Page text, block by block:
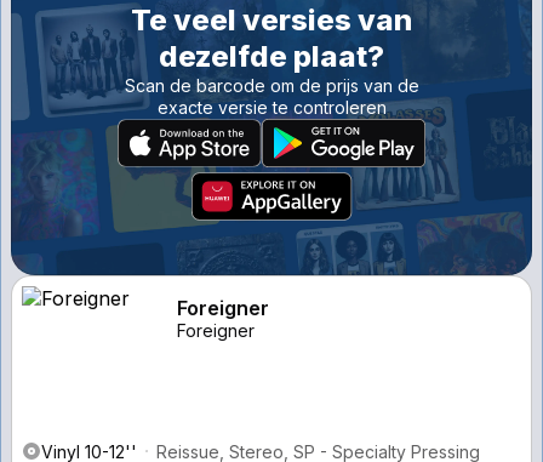
Te veel versies van
dezelfde plaat?
Scan de barcode om de prijs van de
exacte versie te controleren
Foreigner
Foreigner
Vinyl 10-12''
Reissue, Stereo, SP - Specialty Pressing